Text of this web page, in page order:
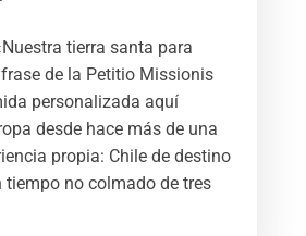
tierra santa para
de la Petitio Missionis
personalizada aquí
desde hace más de una
propia: Chile de destino
no colmado de tres